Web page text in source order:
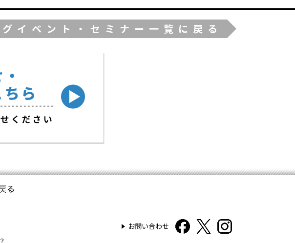
イベント・セミナー一覧に戻る
お問い合わせ